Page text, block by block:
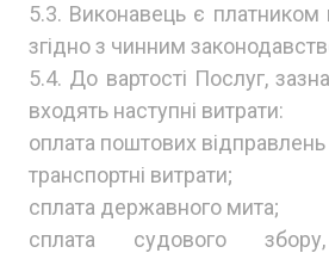
5.3. Виконавець є платником
згідно з чинним
5.4. До вартості Послуг,
входять наступні витрати:
оплата поштових відправлень
транспортні витрати;
сплата державного мита;
сплата судового збору,